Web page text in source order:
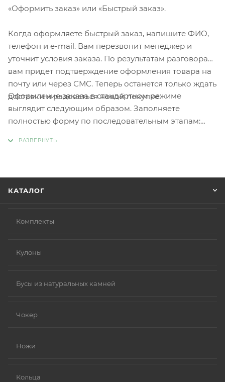
«Оформить заказ» или «Быстрый заказ».
Когда оформляете быстрый заказ, напишите ФИО,
телефон и e-mail. Вам перезвонит менеджер и
уточнит условия заказа. По результатам разговора
вам придет подтверждение оформления товара на
почту или через СМС. Теперь останется только ждать
доставки и радоваться новой покупке.
Оформление заказа в стандартном режиме
выглядит следующим образом. Заполняете
полностью форму по последовательным этапам:
КАТАЛОГ
Комплекты
Кулоны
Бусы из натуральных камней
Чокер
Ножи
Кольца